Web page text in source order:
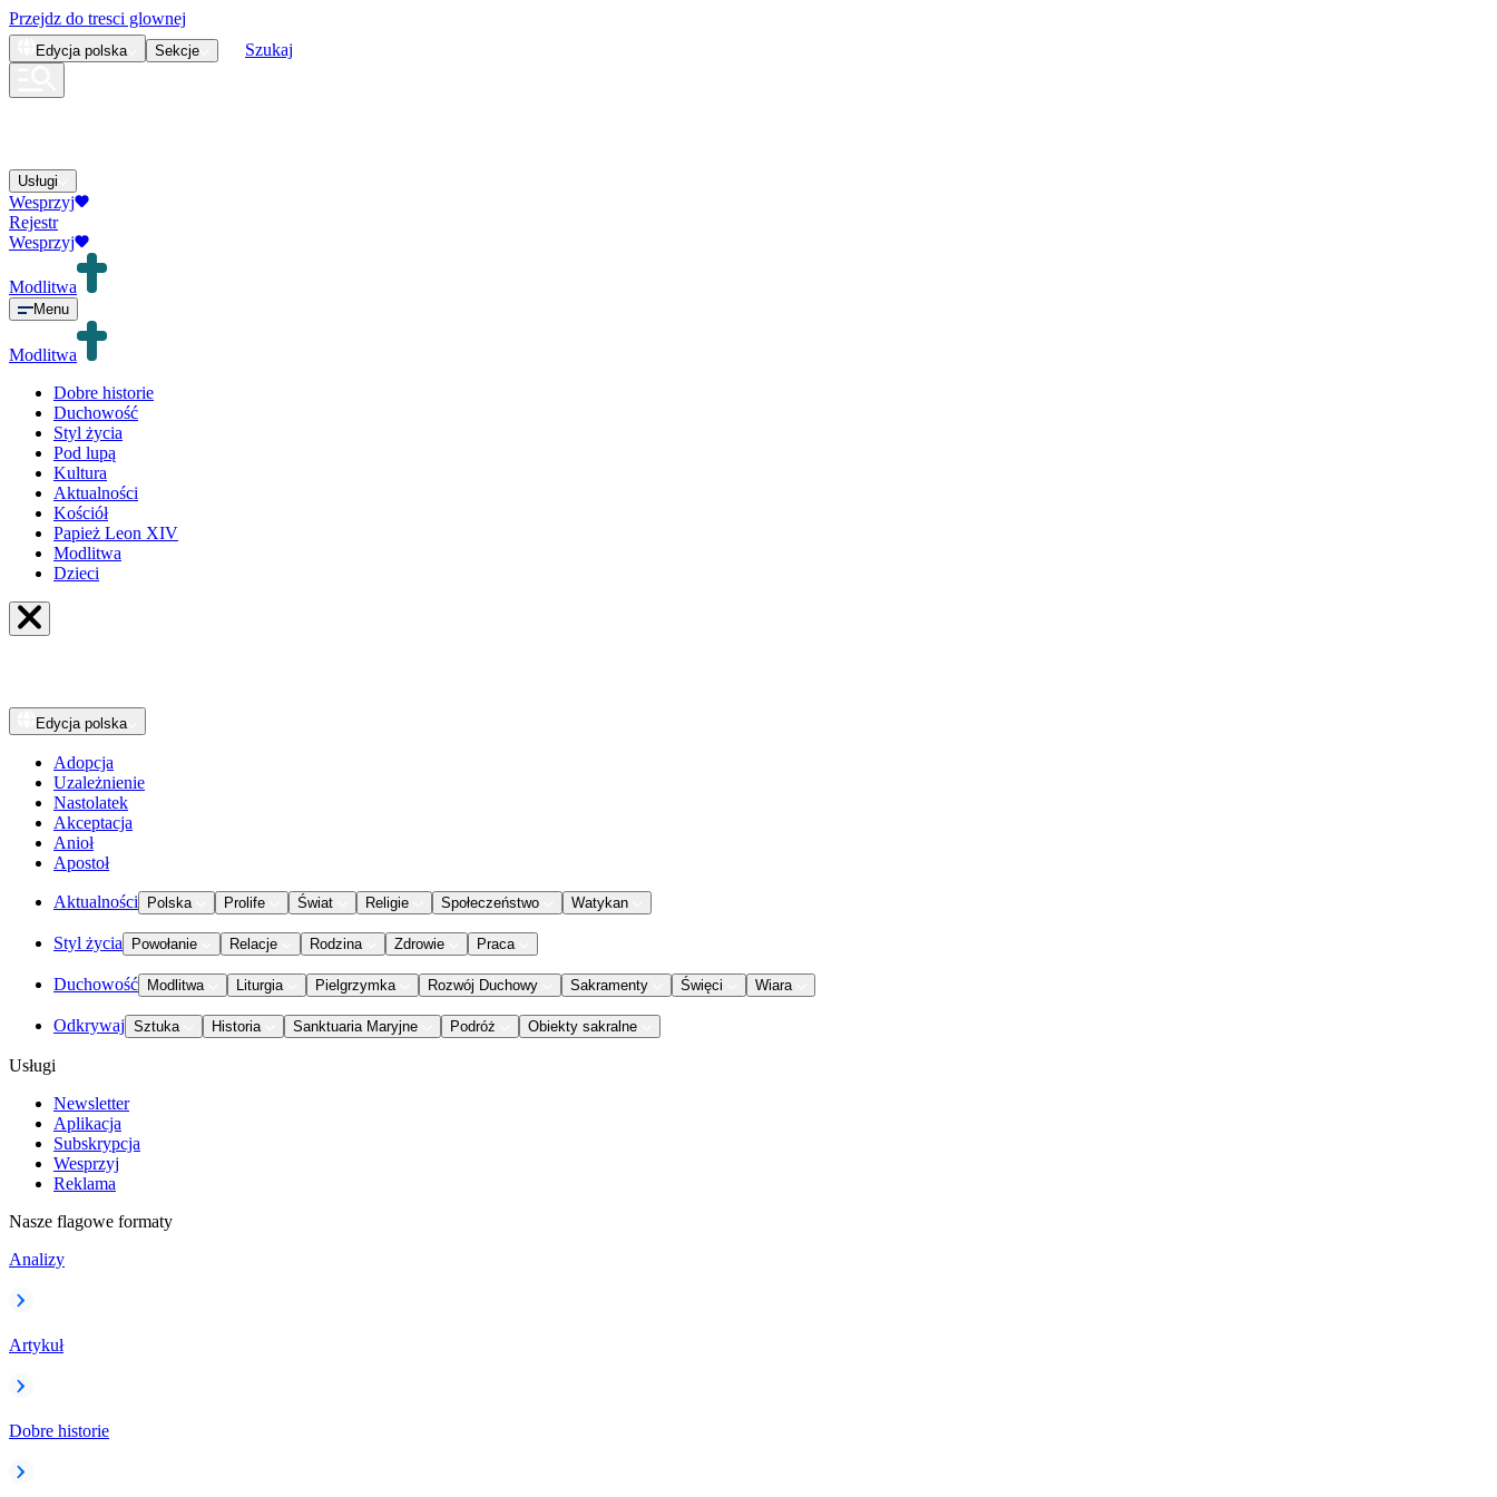
Przejdz do tresci glownej
Edycja polska Sekcje Szukaj
Usługi
Wesprzyj
Rejestr
Wesprzyj
Modlitwa
Menu
Modlitwa
Dobre historie
Duchowość
Styl życia
Pod lupą
Kultura
Aktualności
Kościół
Papież Leon XIV
Modlitwa
Dzieci
Edycja polska
Adopcja
Uzależnienie
Nastolatek
Akceptacja
Anioł
Apostoł
Aktualności Polska Prolife Świat Religie Społeczeństwo Watykan
Styl życia Powołanie Relacje Rodzina Zdrowie Praca
Duchowość Modlitwa Liturgia Pielgrzymka Rozwój Duchowy Sakramenty Święci Wiara
Odkrywaj Sztuka Historia Sanktuaria Maryjne Podróż Obiekty sakralne
Usługi
Newsletter
Aplikacja
Subskrypcja
Wesprzyj
Reklama
Nasze flagowe formaty
Analizy
Artykuł
Dobre historie